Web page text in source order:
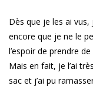
Dès que je les ai vus,
encore que je ne le
l’espoir de prendre
Mais en fait, je l’ai
sac et j’ai pu